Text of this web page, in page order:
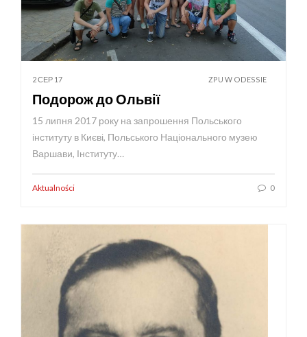
2 СЕР 17 ZPU W ODESSIE
Подорож до Ольвії
15 липня 2017 року на запрошення Польського
інституту в Києві, Польського Національного музею
Варшави, Інституту…
Aktualności 0